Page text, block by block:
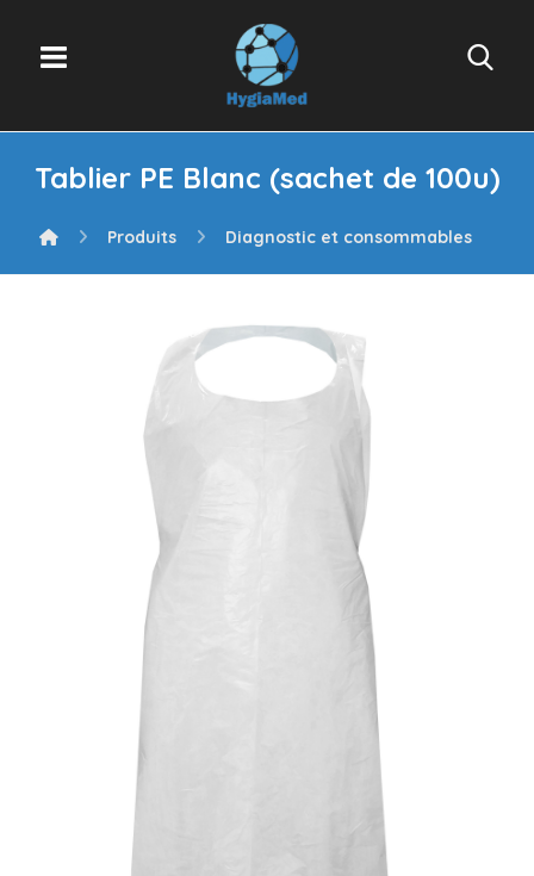
Tablier PE Blanc (sachet de 100u)
Produits Diagnostic et consommables